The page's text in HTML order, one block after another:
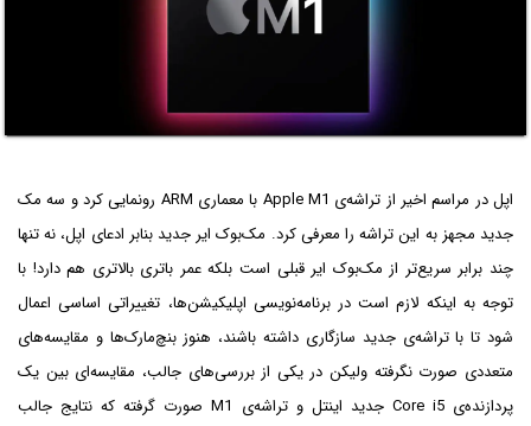
اپل در مراسم اخیر از تراشه‌ی Apple M1 با معماری ARM رونمایی کرد و سه مک
جدید مجهز به این تراشه را معرفی کرد. مک‌بوک ایر جدید بنابر ادعای اپل، نه تنها
چند برابر سریع‌تر از مک‌بوک ایر قبلی است بلکه عمر باتری بالاتری هم دارد! با
توجه به اینکه لازم است در برنامه‌نویسی اپلیکیشن‌ها، تغییراتی اساسی اعمال
شود تا با تراشه‌ی جدید سازگاری داشته باشند، هنوز بنچ‌مارک‌ها و مقایسه‌های
متعددی صورت نگرفته ولیکن در یکی از بررسی‌های جالب، مقایسه‌ای بین یک
پردازنده‌ی Core i5 جدید اینتل و تراشه‌ی M1 صورت گرفته که نتایج جالب